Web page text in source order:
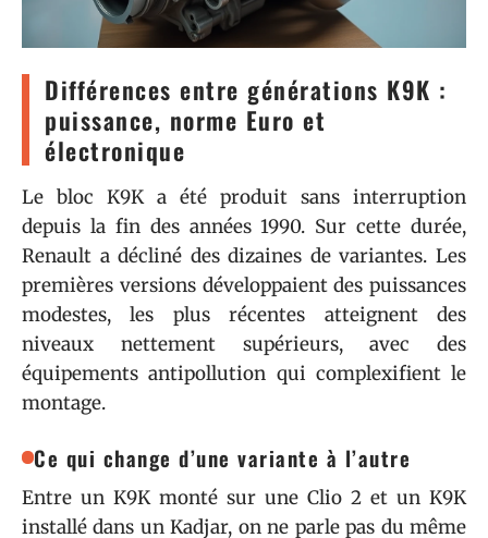
Différences entre générations K9K :
puissance, norme Euro et
électronique
Le bloc K9K a été produit sans interruption
depuis la fin des années 1990. Sur cette durée,
Renault a décliné des dizaines de variantes. Les
premières versions développaient des puissances
modestes, les plus récentes atteignent des
niveaux nettement supérieurs, avec des
équipements antipollution qui complexifient le
montage.
Ce qui change d’une variante à l’autre
Entre un K9K monté sur une Clio 2 et un K9K
installé dans un Kadjar, on ne parle pas du même